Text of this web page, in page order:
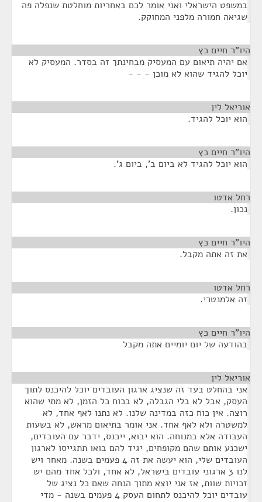
במשפט הישראלי ואני אומר לכם באחריות מוחלטת שנפלה פה
שגיאה חמורה מלפני המחוקק.
היו"ר חיים כץ
אם יהיה תיאום עם המעסיק מבחינתך זה בסדר. המעסיק לא
יוכל להגיד שהוא לא מוכן - - -
אוריאל לין
הוא יוכל להגיד.
היו"ר חיים כץ
הוא יוכל להגיד לא ביום ב', ביום ג'.
רחל אדטו
נכון.
היו"ר חיים כץ
את זה אתה מקבל.
רחל אדטו
זה אלמנטרי.
היו"ר חיים כץ
בהודעה של יום יומיים אתה מקבל
אוריאל לין
אני בהחלט בעד זה שנציג ארגון העובדים יוכל להיכנס לתוך
העסק, אבל לא בלי הגבלה, לא בכוח כל הזמן, לא מתי שהוא
רוצה. אין כוח כזה במדינה שלנו. לא נתנו לאף אחד, לא
למשטרה ולא לאף אחד. אני אומר בתיאום מראש, לא בשעות
העבודה אלא במנוחה. הוא יבוא, ייכנס, ידבר עם העובדים,
ישכנע אותם שהם מקופחים, יגיד להם בואו תתגייסו לארגון
העובדים שלי, הוא יעשה את זה 4 פעמים בשנה. מאחר ויש
לנו 3 ארגוני עובדים בישראל, לא אחד, ולכל אחד מהם יש
זכויות שוות, אז אני יוצא מתוך הנחה שאם כל נציג של
עובדים יוכל להיכנס לתחום העסק 4 פעמים בשנה - מדי